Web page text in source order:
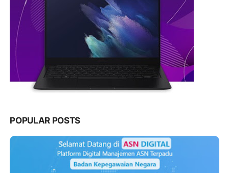
POPULAR POSTS